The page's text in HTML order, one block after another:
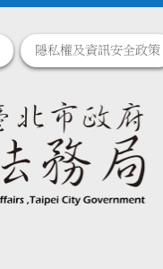
隱私權及資訊安全政策